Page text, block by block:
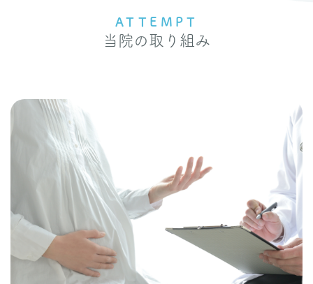
ATTEMPT
当院の取り組み